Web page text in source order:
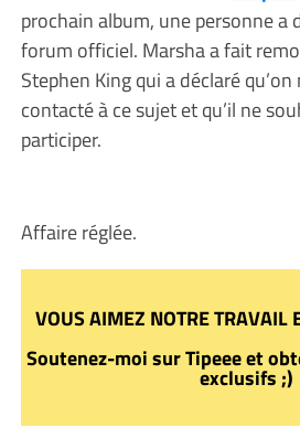
prochain album, une personne a
forum officiel. Marsha a fait
Stephen King qui a déclaré qu’on
contacté à ce sujet et qu’il ne
participer.
Affaire réglée.
VOUS AIMEZ NOTRE TRAVAIL
Soutenez-moi sur Tipeee et
exclusifs ;)